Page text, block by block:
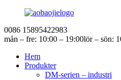
0086 15895422983
mån – fre: 10:00 – 19:00lör – sön:
Hem
Produkter
DM-serien – industri